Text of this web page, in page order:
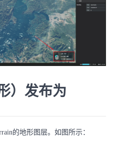
）发布为
的地形图层。如图所示：